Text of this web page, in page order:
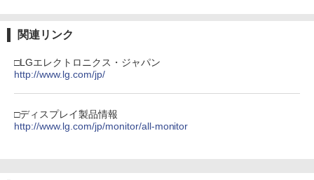
関連リンク
□LGエレクトロニクス・ジャパン
http://www.lg.com/jp/
□ディスプレイ製品情報
http://www.lg.com/jp/monitor/all-monitor